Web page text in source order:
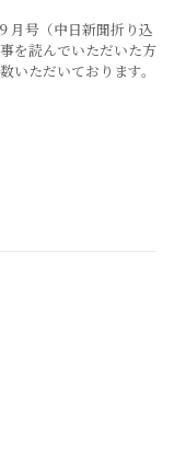
月号（中日新聞折り込
を読んでいただいた方
いただいております。